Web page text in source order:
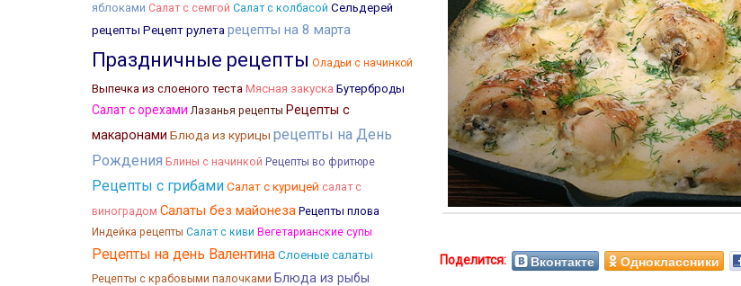
Вконтакте Одноклассники
яблоками Салат с семгой Салат с колбасой Сельдерей
рецепты Рецепт рулета рецепты на 8 марта
Праздничные рецепты Оладьи с начинкой
Выпечка из слоеного теста Мясная закуска Бутерброды
Салат с орехами Лазанья рецепты Рецепты с
макаронами Блюда из курицы рецепты на День
Рождения Блины с начинкой Рецепты во фритюре
Рецепты с грибамиСалат с курицей салат с
виноградом Салаты без майонеза Рецепты плова
Индейка рецепты Салат с киви Вегетарианские супы
Рецепты на день ВалентинаСлоеные салаты
Рецепты с крабовыми палочками Блюда из рыбы